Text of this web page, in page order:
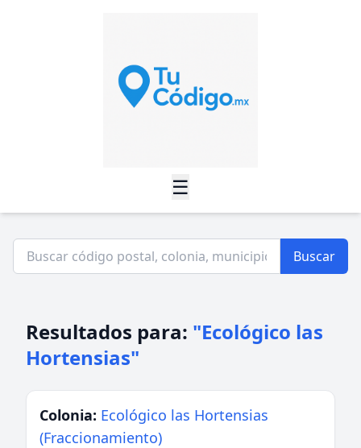
☰
Buscar
Resultados para: "Ecológico las
Hortensias"
Colonia: Ecológico las Hortensias
(Fraccionamiento)